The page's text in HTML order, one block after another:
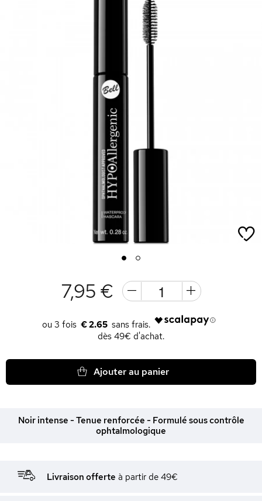
1 2
7,95 €
€ 2.65
dès 49€ d'achat.
Ajouter au panier
Noir intense - Tenue renforcée - Formulé sous contrôle
ophtalmologique
Livraison offerte à partir de 49€